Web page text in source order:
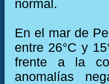
normal.
En el mar de
entre 26°C y
frente a la
anomalías